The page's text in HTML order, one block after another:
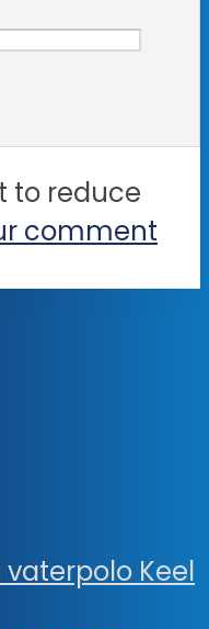
to reduce
comment